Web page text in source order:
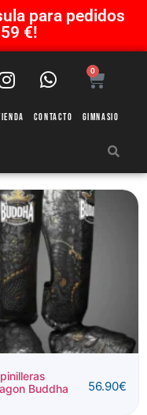
para pedidos
€!
0
Contacto Gimnasio
Buddha
56.90€